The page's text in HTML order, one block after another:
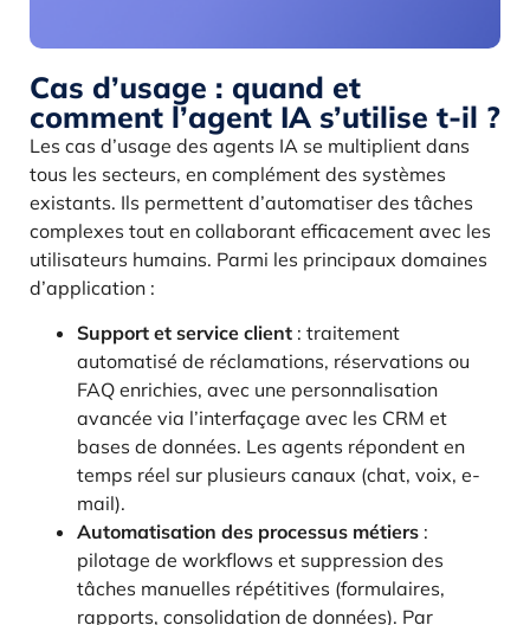
Cas d’usage : quand et
comment l’agent IA s’utilise t-il ?
Les cas d’usage des agents IA se multiplient dans
tous les secteurs, en complément des systèmes
existants. Ils permettent d’automatiser des tâches
complexes tout en collaborant efficacement avec les
utilisateurs humains. Parmi les principaux domaines
d’application :
Support et service client : traitement
automatisé de réclamations, réservations ou
FAQ enrichies, avec une personnalisation
avancée via l’interfaçage avec les CRM et
bases de données. Les agents répondent en
temps réel sur plusieurs canaux (chat, voix, e-
mail).
Automatisation des processus métiers :
pilotage de workflows et suppression des
tâches manuelles répétitives (formulaires,
rapports, consolidation de données). Par